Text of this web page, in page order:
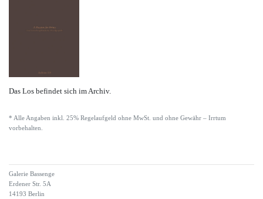
Das Los befindet sich im Archiv.
* Alle Angaben inkl. 25% Regelaufgeld ohne MwSt. und ohne Gewähr – Irrtum
vorbehalten.
Galerie Bassenge
Erdener Str. 5A
14193 Berlin